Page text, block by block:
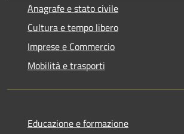
Anagrafe e stato civile
Cultura e tempo libero
Imprese e Commercio
Mobilità e trasporti
Educazione e formazione